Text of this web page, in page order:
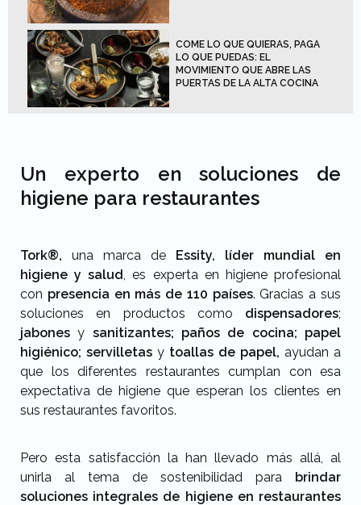
COME LO QUE QUIERAS, PAGA
LO QUE PUEDAS: EL
MOVIMIENTO QUE ABRE LAS
PUERTAS DE LA ALTA COCINA
Un experto en soluciones de
higiene para restaurantes
Tork®, una marca de Essity,
líder mundial en
higiene y salud , es experta en higiene profesional
con presencia en más de 110 países. Gracias a sus
soluciones en productos como dispensadores;
jabones y sanitizantes; paños de cocina; papel
higiénico; servilletas y toallas de papel, ayudan a
que los diferentes restaurantes cumplan con esa
expectativa de higiene que esperan los clientes en
sus restaurantes favoritos.
Pero esta satisfacción la han llevado más allá, al
unirla al tema de sostenibilidad para brindar
soluciones integrales de higiene en restaurantes